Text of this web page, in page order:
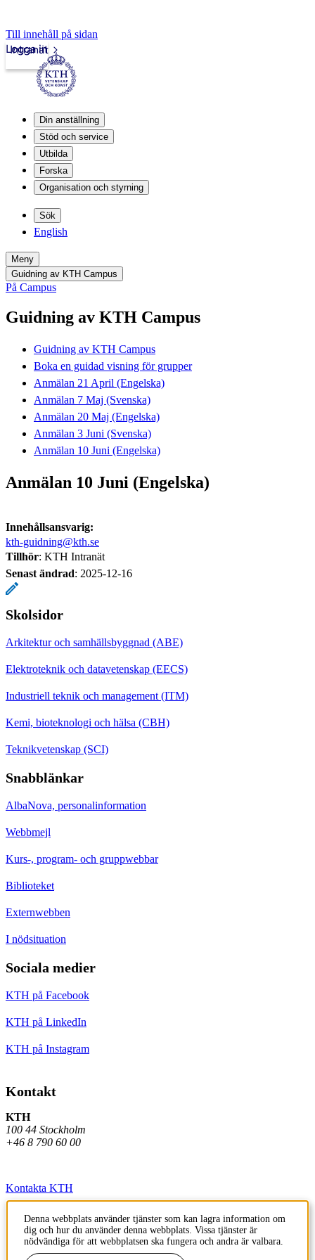
Till innehåll på sidan
Intranät
Logga in
Din anställning
Stöd och service
Utbilda
Forska
Organisation och styrning
Sök
English
Meny
Guidning av KTH Campus
På Campus
Guidning av KTH Campus
Guidning av KTH Campus
Boka en guidad visning för grupper
Anmälan 21 April (Engelska)
Anmälan 7 Maj (Svenska)
Anmälan 20 Maj (Engelska)
Anmälan 3 Juni (Svenska)
Anmälan 10 Juni (Engelska)
Anmälan 10 Juni (Engelska)
Innehållsansvarig:
kth-guidning@kth.se
Tillhör: KTH Intranät
Senast ändrad: 2025-12-16
Skolsidor
Arkitektur och samhällsbyggnad (ABE)
Elektroteknik och datavetenskap (EECS)
Industriell teknik och management (ITM)
Kemi, bioteknologi och hälsa (CBH)
Teknikvetenskap (SCI)
Snabblänkar
AlbaNova, personalinformation
Webbmejl
Kurs-, program- och gruppwebbar
Biblioteket
Externwebben
I nödsituation
Sociala medier
KTH på Facebook
KTH på LinkedIn
KTH på Instagram
Kontakt
KTH
100 44 Stockholm
+46 8 790 60 00
Kontakta KTH
Jobba på KTH
Press och media
Denna webbplats använder tjänster som kan lagra information om
dig och hur du använder denna webbplats. Vissa tjänster är
nödvändiga för att webbplatsen ska fungera och andra är valbara.